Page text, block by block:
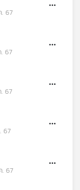
. 67
. 67
. 67
67
. 67